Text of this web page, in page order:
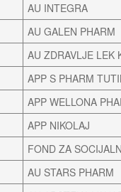
AU INTEGRA
AU GALEN PHARM
AU ZDRAVLJE LEK
APP S PHARM
APP WELLONA
APP NIKOLAJ
FOND ZA
AU STARS PHARM